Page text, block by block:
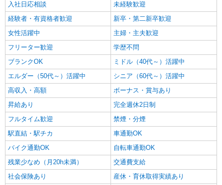
入社日応相談
未経験歓迎
経験者・有資格者歓迎
新卒・第二新卒歓迎
女性活躍中
主婦・主夫歓迎
フリーター歓迎
学歴不問
ブランクOK
ミドル（40代～）活躍中
エルダー（50代～）活躍中
シニア（60代～）活躍中
高収入・高額
ボーナス・賞与あり
昇給あり
完全週休2日制
フルタイム歓迎
禁煙・分煙
駅直結・駅チカ
車通勤OK
バイク通勤OK
自転車通勤OK
残業少なめ（月20h未満）
交通費支給
社会保険あり
産休・育休取得実績あり